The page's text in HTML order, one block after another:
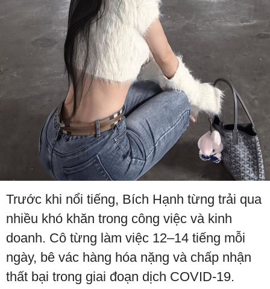
Trước khi nổi tiếng, Bích Hạnh từng trải qua
nhiều khó khăn trong công việc và kinh
doanh. Cô từng làm việc 12–14 tiếng mỗi
ngày, bê vác hàng hóa nặng và chấp nhận
thất bại trong giai đoạn dịch COVID-19.